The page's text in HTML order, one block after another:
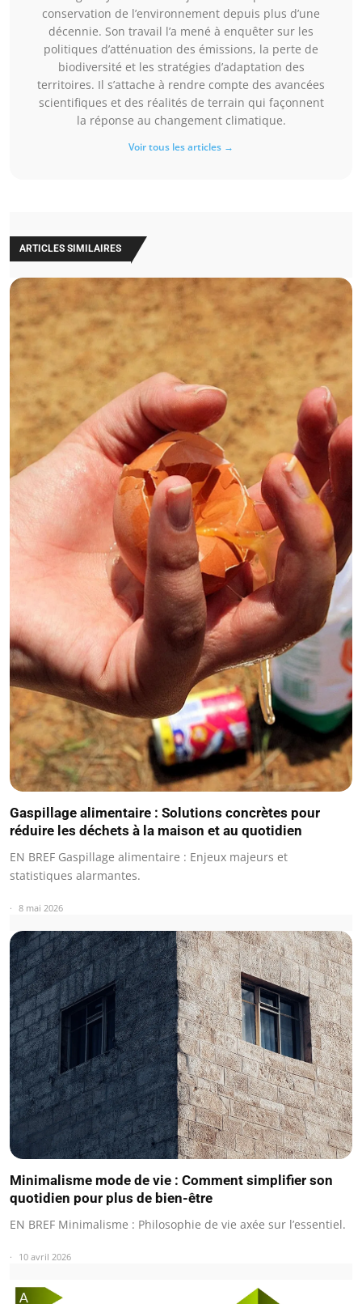
conservation de l’environnement depuis plus d’une
décennie. Son travail l’a mené à enquêter sur les
politiques d’atténuation des émissions, la perte de
biodiversité et les stratégies d’adaptation des
territoires. Il s’attache à rendre compte des avancées
scientifiques et des réalités de terrain qui façonnent
la réponse au changement climatique.
Voir tous les articles →
ARTICLES SIMILAIRES
Gaspillage alimentaire : Solutions concrètes pour
réduire les déchets à la maison et au quotidien
EN BREF Gaspillage alimentaire : Enjeux majeurs et
statistiques alarmantes.
8 mai 2026
Minimalisme mode de vie : Comment simplifier son
quotidien pour plus de bien-être
EN BREF Minimalisme : Philosophie de vie axée sur l’essentiel.
10 avril 2026